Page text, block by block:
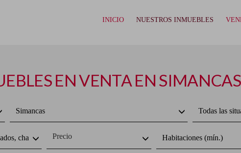
INICIO NUESTROS INMUEBLES
EN VENTA EN SIMANCAS
Simancas Todas las
chalets Precio Habitaciones (mín.)